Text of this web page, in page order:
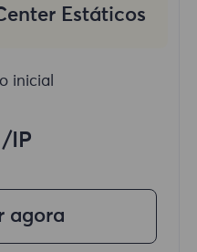
Estáticos
inicial
/IP
agora